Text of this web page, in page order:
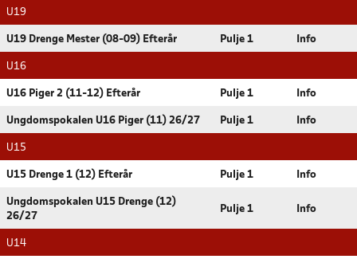
U19
U19 Drenge Mester (08-09) Efterår Pulje 1 Info
U16
U16 Piger 2 (11-12) Efterår Pulje 1 Info
Ungdomspokalen U16 Piger (11) 26/27 Pulje 1 Info
U15
U15 Drenge 1 (12) Efterår Pulje 1 Info
Ungdomspokalen U15 Drenge (12)
26/27
Pulje 1 Info
U14